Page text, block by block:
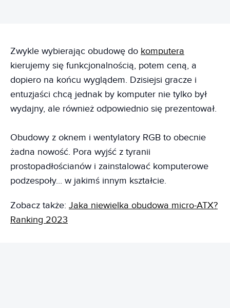
Zwykle wybierając obudowę do komputera
kierujemy się funkcjonalnością, potem ceną, a
dopiero na końcu wyglądem. Dzisiejsi gracze i
entuzjaści chcą jednak by komputer nie tylko był
wydajny, ale również odpowiednio się prezentował.
Obudowy z oknem i wentylatory RGB to obecnie
żadna nowość. Pora wyjść z tyranii
prostopadłościanów i zainstalować komputerowe
podzespoły... w jakimś innym kształcie.
Zobacz także: Jaka niewielka obudowa micro-ATX?
Ranking 2023